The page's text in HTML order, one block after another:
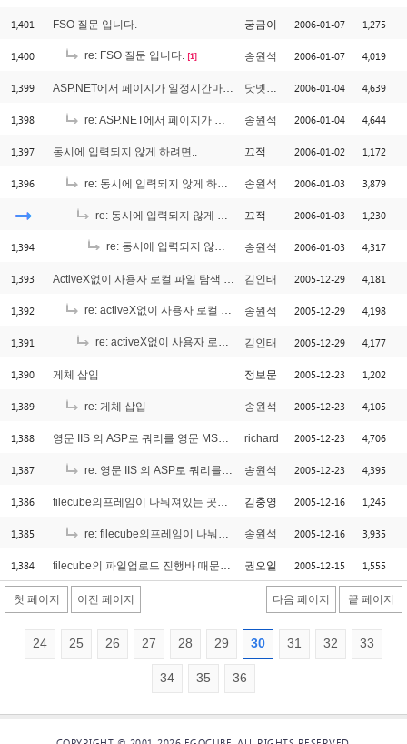
1,401 FSO 질문 입니다. 궁금이 2006-01-07 1,275
1,400 re: FSO 질문 입니다. [1] 송원석 2006-01-07 4,019
1,399 ASP.NET에서 페이지가 일정시간마다 새로고침할려면 닷넷디벨 2006-01-04 4,639
1,398 re: ASP.NET에서 페이지가 일정시간마다 새로고침할려면 송원석 2006-01-04 4,644
1,397 동시에 입력되지 않게 하려면.. 끄적 2006-01-02 1,172
1,396 re: 동시에 입력되지 않게 하려면.. 송원석 2006-01-03 3,879
re: 동시에 입력되지 않게 하려면.. 끄적 2006-01-03 1,230
1,394 re: 동시에 입력되지 않게 하려면.. [1]
송원석 2006-01-03 4,317
1,393 ActiveX없이 사용자 로컬 파일 탐색 가능한가요? 김인태 2005-12-29 4,181
1,392 re: activeX없이 사용자 로컬 파일 탐색 가능한가요? [3]
송원석 2005-12-29 4,198
1,391 re: activeX없이 사용자 로컬 파일 탐색 가능한가요? [1]
김인태 2005-12-29 4,177
1,390 게체 삽입 정보문 2005-12-23 1,202
1,389 re: 게체 삽입 송원석 2005-12-23 4,105
1,388 영문 IIS 의 ASP로 쿼리를 영문 MSSQL에 보낼때... richard 2005-12-23 4,706
1,387 re: 영문 IIS 의 ASP로 쿼리를 영문 MSSQL에 보낼때... 송원석 2005-12-23 4,395
1,386 filecube의프레임이 나눠져있는 곳에서 실행문제 김충영 2005-12-16 1,245
1,385 re: filecube의프레임이 나눠져있는 곳에서 실행문제 송원석 2005-12-16 3,935
1,384 filecube의 파일업로드 진행바 때문에요 권오일 2005-12-15 1,555
첫 페이지 이전 페이지 다음 페이지 끝 페이지
24 25 26 27 28 29 30 31 32 33
34 35 36